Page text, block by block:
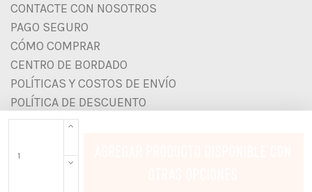
CONTACTE CON NOSOTROS
PAGO SEGURO
CÓMO COMPRAR
CENTRO DE BORDADO
POLÍTICAS Y COSTOS DE ENVÍO
POLÍTICA DE DESCUENTO
DATOS DE TRANSFERENCIA BANCARIA